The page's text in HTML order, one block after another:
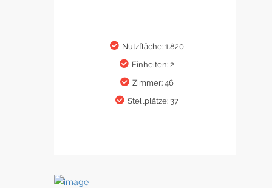
Nutzfläche: 1.820
Einheiten: 2
Zimmer: 46
Stellplätze: 37